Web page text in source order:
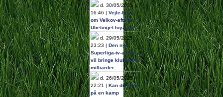
d. 30/05/2025
16:46 | Vejle-boss
om Velkov-aftale:
Ubetinget loyalitet
d. 29/05/2025
23:23 | Den nye
Superliga-tv-aftale
vil bringe klubberne
milliarder…
d. 26/05/2025
22:21 | Kan du stole
på en kamp